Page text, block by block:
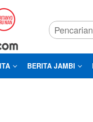
BERITA JAMBI